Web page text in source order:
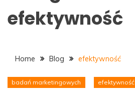
efektywność
Home Blog efektywność
badań marketingowych efektywność